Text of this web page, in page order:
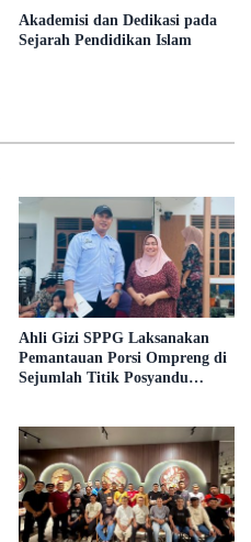
Akademisi dan Dedikasi pada
Sejarah Pendidikan Islam
Ahli Gizi SPPG Laksanakan
Pemantauan Porsi Ompreng di
Sejumlah Titik Posyandu